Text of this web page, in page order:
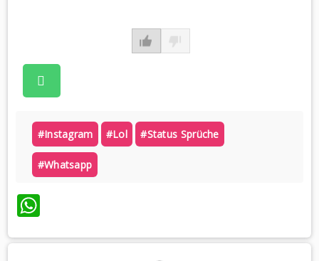
#instagram #lol #status Sprüche
#whatsapp
WhatsApp